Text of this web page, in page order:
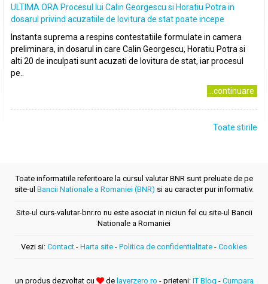
ULTIMA ORA Procesul lui Calin Georgescu si Horatiu Potra in
dosarul privind acuzatiile de lovitura de stat poate incepe
Instanta suprema a respins contestatiile formulate in camera
preliminara, in dosarul in care Calin Georgescu, Horatiu Potra si
alti 20 de inculpati sunt acuzati de lovitura de stat, iar procesul
pe..
..continuare
Toate stirile
Toate informatiile referitoare la cursul valutar BNR sunt preluate de pe
site-ul Bancii Nationale a Romaniei (BNR) si au caracter pur informativ.
Site-ul curs-valutar-bnr.ro nu este asociat in niciun fel cu site-ul Bancii
Nationale a Romaniei
Vezi si: Contact - Harta site - Politica de confidentialitate - Cookies
un produs dezvoltat cu de layerzero.ro - prieteni: IT Blog - Cumpara